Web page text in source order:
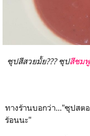
ซุปสีสวยมั้ย??? ซุปสีชมพู
ทางร้านบอกว่า..."ซุปสต
ร้อนนะ"